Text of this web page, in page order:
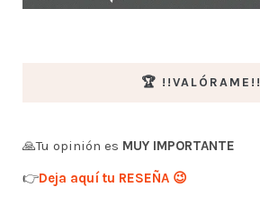
🏆 !!VALÓRAME!!
🙏Tu opinión es MUY IMPORTANTE
👉Deja aquí tu RESEÑA 😉